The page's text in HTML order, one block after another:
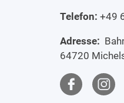
Telefon: +49
Adresse:
64720